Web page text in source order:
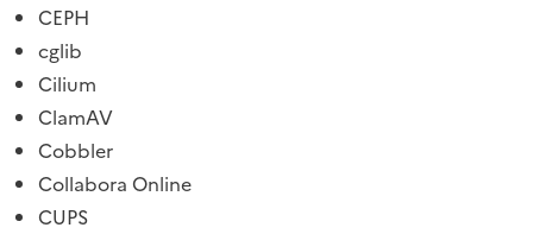
CEPH
cglib
Cilium
ClamAV
Cobbler
Collabora Online
CUPS